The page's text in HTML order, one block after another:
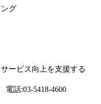
グ
ービス向上を支援する
話:03-5418-4600